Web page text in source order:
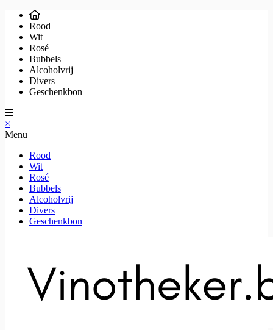
Rood
Wit
Rosé
Bubbels
Alcoholvrij
Divers
Geschenkbon
×
Menu
Rood
Wit
Rosé
Bubbels
Alcoholvrij
Divers
Geschenkbon